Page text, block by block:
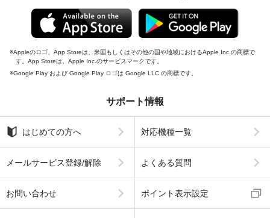
Appleのロゴ、App Storeは、米国もしくはその他の国や地域におけるApple Inc.の商標で
す。App Storeは、Apple Inc.のサービスマークです。
Google Play および Google Play ロゴは Google LLC の商標です。
サポート情報
はじめての方へ 対応機種一覧
メールサービス登録/解除 よくある質問
お問い合わせ ポイント表示設定